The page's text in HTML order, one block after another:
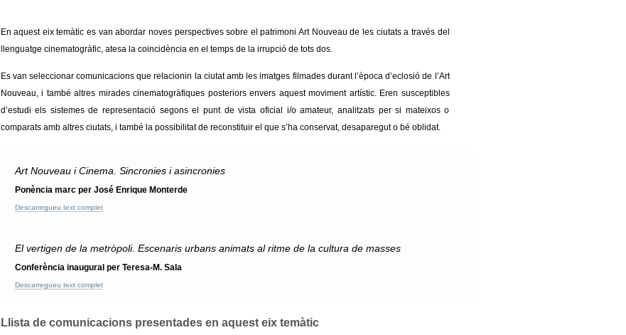
En aquest eix temàtic es van abordar noves perspectives sobre el patrimoni Art Nouveau de les ciutats a través del
llenguatge cinematogràfic, atesa la coincidència en el temps de la irrupció de tots dos.
Es van seleccionar comunicacions que relacionin la ciutat amb les imatges filmades durant l’època d’eclosió de l’Art
Nouveau, i també altres mirades cinematogràfiques posteriors envers aquest moviment artístic. Eren susceptibles
d’estudi els sistemes de representació segons el punt de vista oficial i/o amateur, analitzats per si mateixos o
comparats amb altres ciutats, i també la possibilitat de reconstituir el que s’ha conservat, desaparegut o bé oblidat.
Art Nouveau i Cinema. Sincronies i asincronies
Ponència marc per José Enrique Monterde
Descarregueu text complet
El vertigen de la metròpoli. Escenaris urbans animats al ritme de la cultura de masses
Conferència inaugural per Teresa-M. Sala
Descarregueu text complet
Llista de comunicacions presentades en aquest eix temàtic